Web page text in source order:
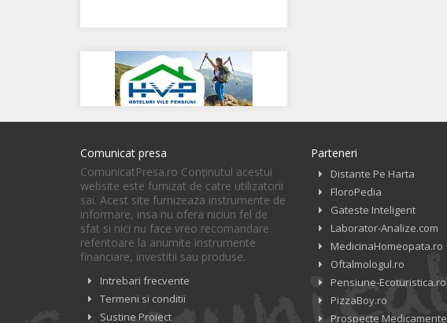
Comunicat presa
ComunicatPresa.ro Conţinutul acestui
website este furnizat de catre utilizatorii
sai. Acest site furnizeaza instrumente de
informare, insa nu ofera niciun fel de
sfat si nici nu face vreo recomandare
referitoare la anumite instrumente
financiare, investitii sau produse.
Intrebari frecvente
Termeni si conditii
Sustine Proiect
Parteneri
Distante Pe Harta
FloroPedia
Gateste Inteligent
Laborator-Analize.com
MedicinaHomeopata.ro
Oftalmologul.ro
Pensiune-Ecoturistica.ro
PizzaBoy.ro
Prospecte Medicamente